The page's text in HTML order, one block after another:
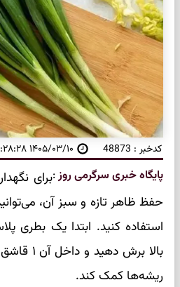
کدخبر : 48873 ۱۴۰۵/۰۳/۱۰ ۱۰:۲۸:۲۸
پایگاه خبری سرگرمی روز:برای
حفظ ظاهر تازه و سبز آن،
استفاده کنید. ابتدا یک بطری
بالا برش
ریشه‌ها کمک کند.